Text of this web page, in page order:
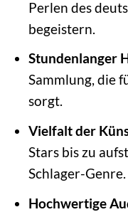
Perlen des
begeistern.
Stundenlanger
Sammlung, die
sorgt.
Vielfalt der
Stars bis zu
Schlager-Genre.
Hochwertige